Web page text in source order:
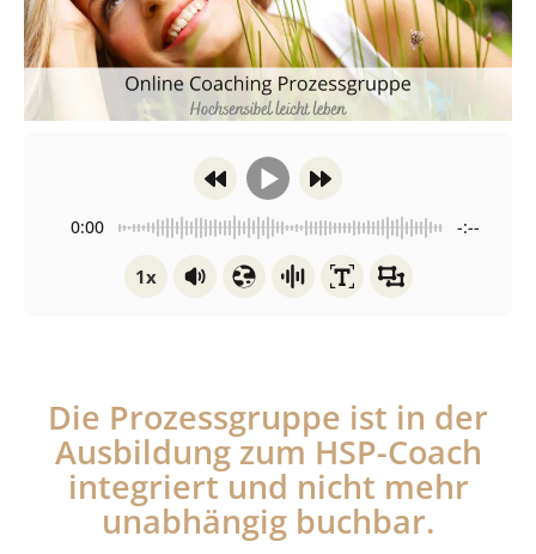
0:00 -:--
1x
Die Prozessgruppe ist in der
Ausbildung zum HSP-Coach
integriert und nicht mehr
unabhängig buchbar.